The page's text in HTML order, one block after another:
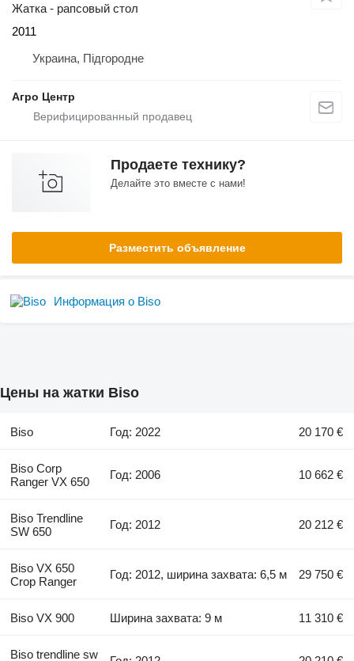
Жатка - рапсовый стол
2011
Украина, Підгородне
Агро Центр
Продаете технику?
Делайте это вместе с нами!
Разместить объявление
Информация о Biso
Цены на жатки Biso
Biso Год: 2022 20 170 €
Biso Corp
Ranger VX 650
Год: 2006 10 662 €
Biso Trendline
SW 650
Год: 2012 20 212 €
Biso VX 650
Crop Ranger
Год: 2012, ширина захвата: 6,5 м 29 750 €
Biso VX 900 Ширина захвата: 9 м 11 310 €
Biso trendline sw